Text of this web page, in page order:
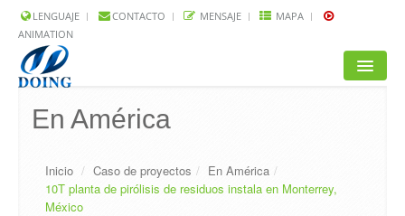
LENGUAJE CONTACTO MENSAJE
MAPA
ANIMATION
INICIO
SOLUCIÓN
En América
Inicio / Caso de proyectos / En América /
10T planta de pirólisis de residuos instala en Monterrey,
México